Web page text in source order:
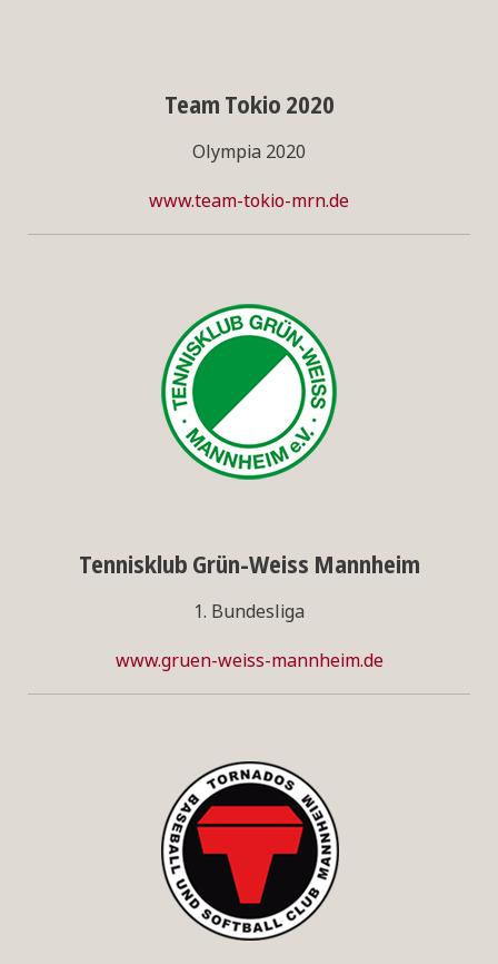
Team Tokio 2020
Olympia 2020
www.team-tokio-mrn.de
Tennisklub Grün-Weiss Mannheim
1. Bundesliga
www.gruen-weiss-mannheim.de